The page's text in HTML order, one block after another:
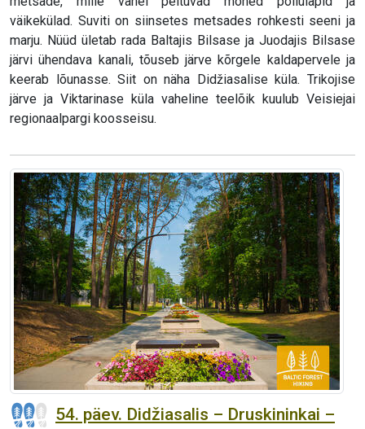
väikekülad. Suviti on siinsetes metsades rohkesti seeni ja
marju. Nüüd ületab rada Baltajis Bilsase ja Juodajis Bilsase
järvi ühendava kanali, tõuseb järve kõrgele kaldapervele ja
keerab lõunasse. Siit on näha Didžiasalise küla. Trikojise
järve ja Viktarinase küla vaheline teelõik kuulub Veisiejai
regionaalpargi koosseisu.
54. päev. Didžiasalis – Druskininkai –